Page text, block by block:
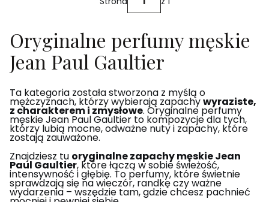
Oryginalne perfumy męskie
Jean Paul Gaultier
Ta kategoria została stworzona z myślą o
mężczyznach, którzy wybierają zapachywyraziste,
z charakterem i zmysłowe. Oryginalne perfumy
męskie Jean Paul Gaultier to kompozycje dla tych,
którzy lubią mocne, odważne nuty i zapachy, które
zostają zauważone.
Znajdziesz tu oryginalne zapachy męskie Jean
Paul Gaultier, które łączą w sobie świeżość,
intensywność i głębię. To perfumy, które świetnie
sprawdzają się na wieczór, randkę czy ważne
wydarzenia – wszędzie tam, gdzie chcesz pachnieć